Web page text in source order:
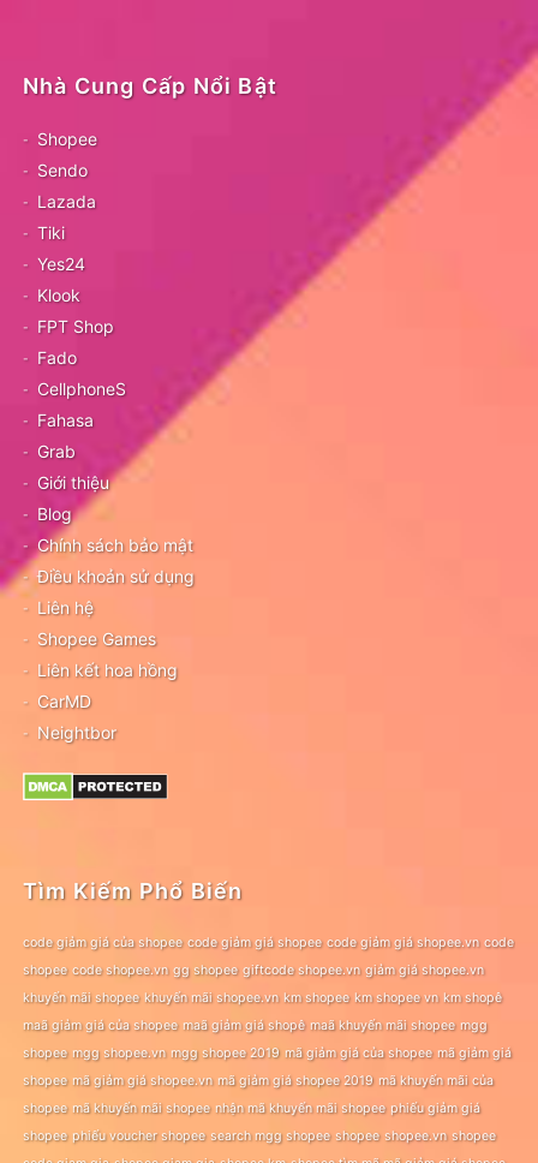
Nhà Cung Cấp Nổi Bật
Shopee
Sendo
Lazada
Tiki
Yes24
Klook
FPT Shop
Fado
CellphoneS
Fahasa
Grab
Giới thiệu
Blog
Chính sách bảo mật
Điều khoản sử dụng
Liên hệ
Shopee Games
Liên kết hoa hồng
CarMD
Neightbor
Tìm Kiếm Phổ Biến
code giảm giá của shopee code giảm giá shopee code giảm giá shopee.vn code
shopee code shopee.vn gg shopee giftcode shopee.vn giảm giá shopee.vn
khuyến mãi shopee khuyến mãi shopee.vn km shopee km shopee vn km shopê
maã giảm giá của shopee maã giảm giá shopê maã khuyến mãi shopee mgg
shopee mgg shopee.vn mgg shopee 2019 mã giảm giá của shopee mã giảm giá
shopee mã giảm giá shopee.vn mã giảm giá shopee 2019 mã khuyến mãi của
shopee mã khuyến mãi shopee nhận mã khuyến mãi shopee phiếu giảm giá
shopee phiếu voucher shopee search mgg shopee shopee shopee.vn shopee